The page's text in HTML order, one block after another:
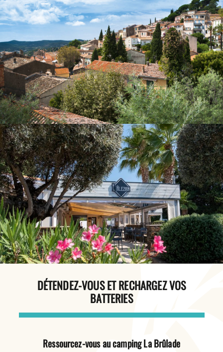
DÉTENDEZ-VOUS ET RECHARGEZ VOS
BATTERIES
Ressourcez-vous au camping La Brûlade